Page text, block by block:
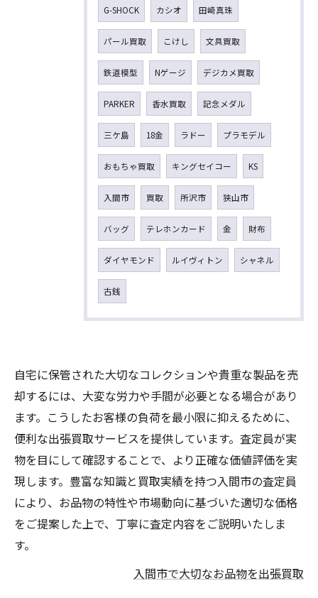
G-SHOCK カシオ 田崎真珠
パール買取 こけし 文具買取
鉄道模型 Nゲージ デジカメ買取
PARKER 香水買取 記念メダル
三ケ島 18金 ラドー プラモデル
おもちゃ買取 キングセイコー KS
入間市 買取 所沢市 狭山市
バッグ テレホンカード 金 財布
ダイヤモンド ルイヴィトン シャネル
古銭
自宅に保管された大切なコレクションや貴重な製品を売
却するには、大変な労力や手間が必要となる場合があり
ます。こうしたお客様の負荷を最小限に抑えるために、
便利な出張買取サービスを提供しています。査定員が実
物を目にして確認することで、より正確な価値評価を実
現します。豊富な知識と買取実績を持つ入間市の査定員
により、お品物の特性や市場動向に基づいた適切な価格
をご提案した上で、丁寧に査定内容をご説明いたしま
す。
入間市で大切なお品物を出張買取